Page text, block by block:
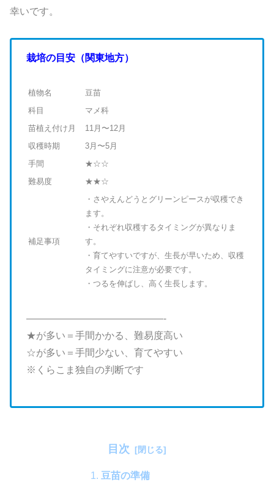
幸いです。
栽培の目安（関東地方）
植物名
豆苗
科目
マメ科
苗植え付け月
11月〜12月
収穫時期
3月〜5月
手間
★☆☆
難易度
★★☆
補足事項
・さやえんどうとグリーンピースが収穫でき
ます。
・それぞれ収穫するタイミングが異なりま
す。
・育てやすいですが、生長が早いため、収穫
タイミングに注意が必要です。
・つるを伸ばし、高く生長します。
——————————————-
★が多い＝手間かかる、難易度高い
☆が多い＝手間少ない、育てやすい
※くらこま独自の判断です
目次
豆苗の準備